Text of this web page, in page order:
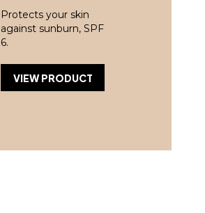
Protects your skin
against sunburn, SPF
6.
VIEW PRODUCT